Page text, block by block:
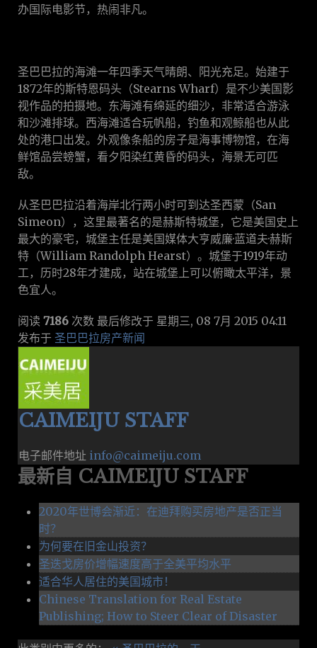
办国际电影节，热闹非凡。
圣巴巴拉的海滩一年四季天气晴朗、阳光充足。始建于
1872年的斯特恩码头（Stearns Wharf）是不少美国影
视作品的拍摄地。东海滩有绵延的细沙，非常适合游泳
和沙滩排球。西海滩适合玩帆船，钓鱼和观鲸船也从此
处的港口出发。外观像条船的房子是海事博物馆，在海
鲜馆品尝螃蟹，看夕阳染红黄昏的码头，海景无可匹
敌。
从圣巴巴拉沿着海岸北行两小时可到达圣西蒙（San
Simeon），这里最著名的是赫斯特城堡，它是美国史上
最大的豪宅，城堡主任是美国媒体大亨威廉·蓝道夫·赫斯
特（William Randolph Hearst）。城堡于1919年动
工，历时28年才建成，站在城堡上可以俯瞰太平洋，景
色宜人。
阅读 7186 次数 最后修改于 星期三, 08 7月 2015 04:11
发布于 圣巴巴拉房产新闻
CAIMEIJU STAFF
电子邮件地址 info@caimeiju.com
最新自 CAIMEIJU STAFF
2020年世博会渐近：在迪拜购买房地产是否正当
时？
为何要在旧金山投资？
圣迭戈房价增幅速度高于全美平均水平
适合华人居住的美国城市！
Chinese Translation for Real Estate
Publishing; How to Steer Clear of Disaster